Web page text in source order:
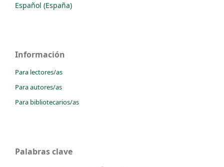
Español (España)
Información
Para lectores/as
Para autores/as
Para bibliotecarios/as
Palabras clave